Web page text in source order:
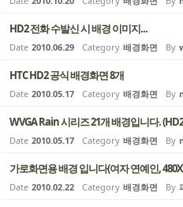
HD2 전화 수발신 시 배경 이미지...
Date 2010.06.29 Category 배경화면 By
HTC HD2 공식 배경화면 8개
Date 2010.05.17 Category 배경화면 By
WVGA Rain 시리즈 21개 배경입니다.
Date 2010.05.17 Category 배경화면 By
가로화면용 배경 입니다(여자 연예인,
Date 2010.02.22 Category 배경화면 By